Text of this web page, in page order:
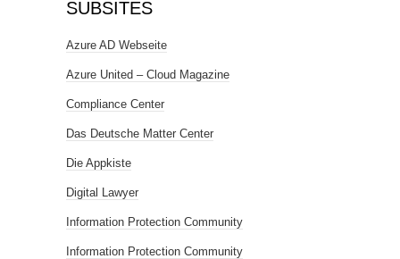
SUBSITES
Azure AD Webseite
Azure United – Cloud Magazine
Compliance Center
Das Deutsche Matter Center
Die Appkiste
Digital Lawyer
Information Protection Community
Information Protection Community